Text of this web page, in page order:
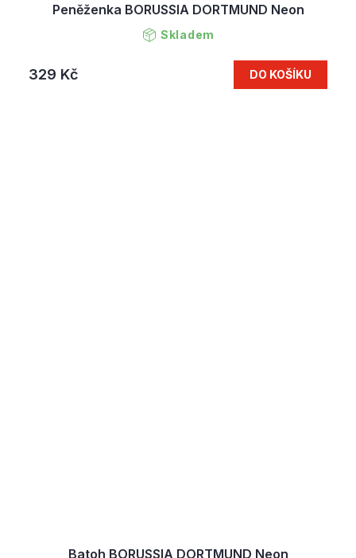
Peněženka BORUSSIA DORTMUND Neon
Skladem
329 Kč DO KOŠÍKU
Batoh BORUSSIA DORTMUND Neon